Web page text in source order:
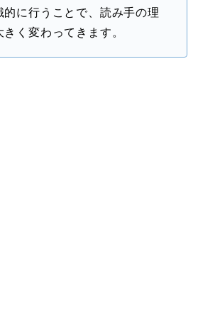
に行うことで、読み手の理
く変わってきます。